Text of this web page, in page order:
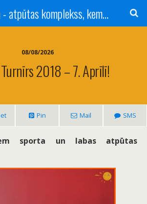
Leiputrija - atpūtas komplekss, kempings, viesu nams pie Rīgas / Camping, caravan site, bed and breakfast near Riga / Camping, caravanas, bungalows Letonia / Campingplatz, Caravanpark, Zimmer in Lettland / Kемпинг и гостевой дом к Риги
08/08/2026
2018 – 7. Aprīlī!
Pin Mail SMS
sporta un labas atpūtas